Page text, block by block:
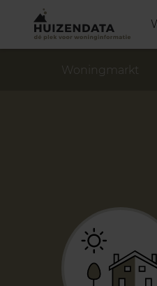
Woningmarkt